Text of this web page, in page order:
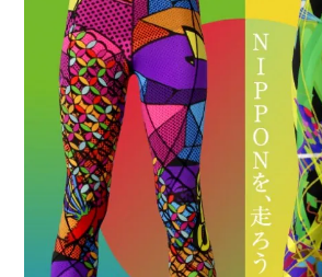
新着情報
重要なお知らせ
お知らせ
ワコールウェブストア